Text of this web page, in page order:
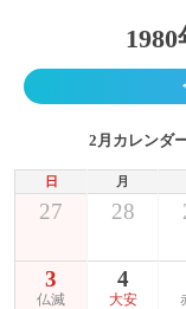
2月カレンダ
日 月
27 28
3
仏滅
4
大安